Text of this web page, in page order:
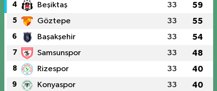
4 Beşiktaş 33 59
5 Göztepe 33 55
6 Başakşehir 33 54
7 Samsunspor 33 48
8 Rizespor 33 40
9 Konyaspor 33 40